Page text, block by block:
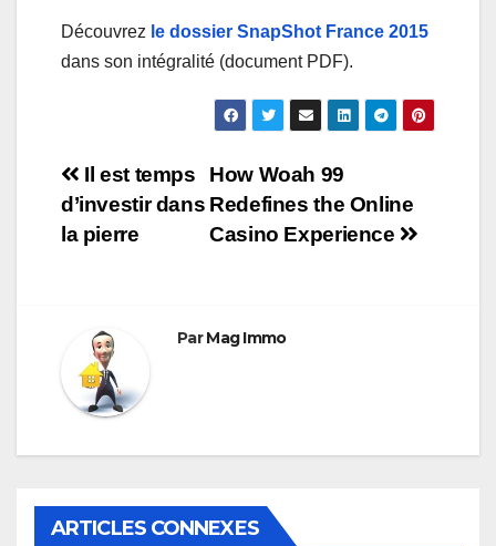
Découvrez le dossier SnapShot France 2015
dans son intégralité (document PDF).
Navigation
de
How Woah 99
Redefines the Online
Casino Experience
Il est temps
d’investir dans
la pierre
ParMag Immo
ARTICLES CONNEXES